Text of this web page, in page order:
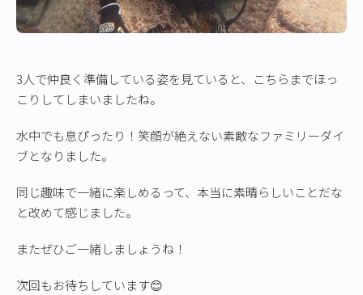
3人で仲良く準備している姿を見ていると、こちらまでほっ
こりしてしまいましたね。
水中でも息ぴったり！笑顔が絶えない素敵なファミリーダイ
ブとなりました。
同じ趣味で一緒に楽しめるって、本当に素晴らしいことだな
と改めて感じました。
またぜひご一緒しましょうね！
次回もお待ちしています😊